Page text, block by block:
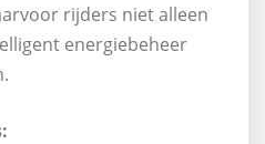
rijders niet alleen
energiebeheer